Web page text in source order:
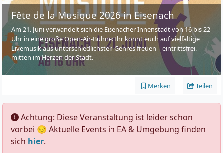
Fête de la Musique 2026 in Eisenach
Am 21. Juni verwandelt sich die Eisenacher Innenstadt von 16 bis 22
Uhr in eine große Open-Air-Bühne: Ihr könnt euch auf vielfältige
Livemusik aus unterschiedlichsten Genres freuen – eintrittsfrei,
mitten im Herzen der Stadt.
Merken Teilen
️ Achtung: Diese Veranstaltung ist leider schon
vorbei 😔 Aktuelle Events in EA & Umgebung finden
sich hier.